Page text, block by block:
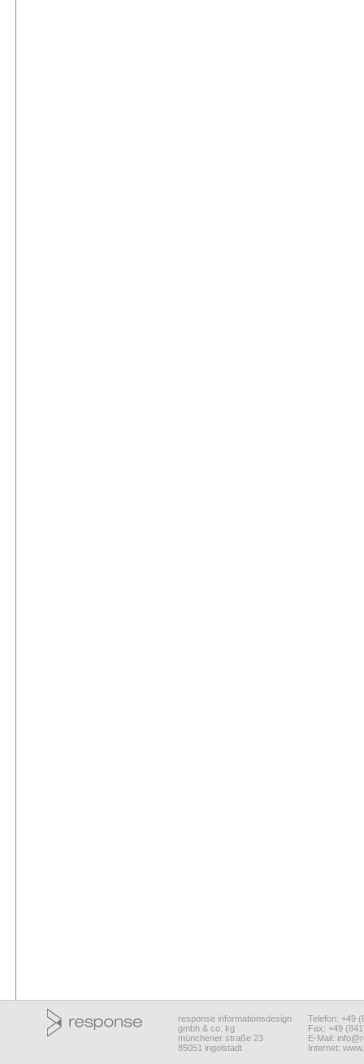
response informationsdesign
gmbh & co. kg
münchener straße 23
85051 ingolstadt
Telefon: +49
Fax: +49
E-Mail:
Internet: